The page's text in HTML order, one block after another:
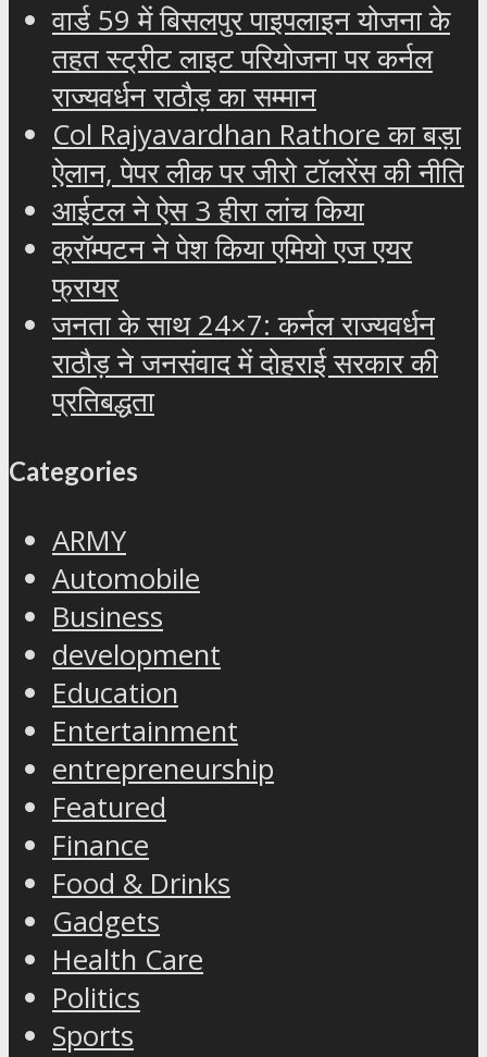
वार्ड 59 में बिसलपुर पाइपलाइन योजना के
तहत स्ट्रीट लाइट परियोजना पर कर्नल
राज्यवर्धन राठौड़ का सम्मान
Col Rajyavardhan Rathore का बड़ा
ऐलान, पेपर लीक पर जीरो टॉलरेंस की नीति
आईटल ने ऐस 3 हीरा लांच किया
क्रॉम्पटन ने पेश किया एमियो एज एयर
फ्रायर
जनता के साथ 24×7: कर्नल राज्यवर्धन
राठौड़ ने जनसंवाद में दोहराई सरकार की
प्रतिबद्धता
Categories
ARMY
Automobile
Business
development
Education
Entertainment
entrepreneurship
Featured
Finance
Food & Drinks
Gadgets
Health Care
Politics
Sports